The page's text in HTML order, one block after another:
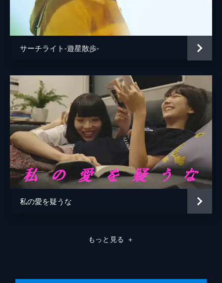
サーチライト-遊星散歩-
私の愛を疑うな
もっと見る ＋